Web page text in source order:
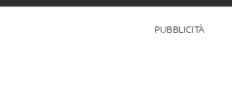
PUBBLICITÀ